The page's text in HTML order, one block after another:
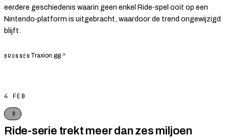
eerdere geschiedenis waarin geen enkel Ride‑spel ooit op een
Nintendo‑platform is uitgebracht, waardoor de trend ongewijzigd
blijft.
BRONNEN Traxion.gg↗
4 FEB
B
Ride-serie trekt meer dan zes miljoen